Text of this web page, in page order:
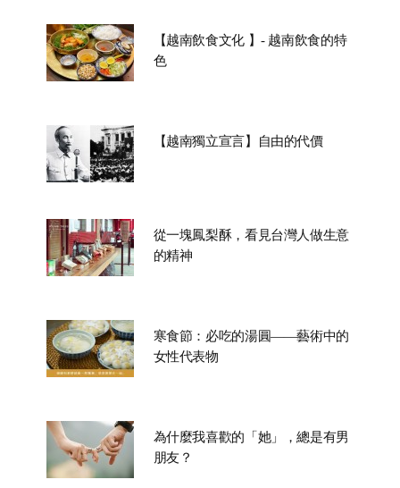
【越南飲食文化 】- 越南飲食的特
色
【越南獨立宣言】自由的代價
從一塊鳳梨酥，看見台灣人做生意
的精神
寒食節：必吃的湯圓——藝術中的
女性代表物
為什麼我喜歡的「她」，總是有男
朋友？